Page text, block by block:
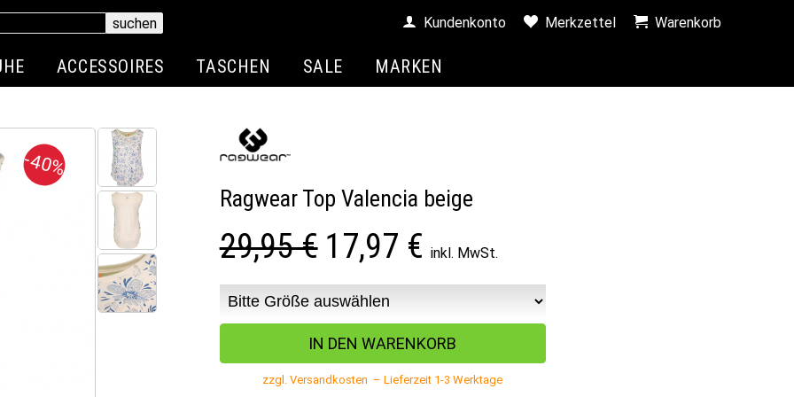
Kundenkonto Merkzettel Warenkorb
ACCESSOIRES TASCHEN SALE MARKEN
Ragwear Top Valencia beige
29,95 € 17,97 € inkl. MwSt.
-40%
zzgl. Versandkosten – Lieferzeit 1-3 Werktage